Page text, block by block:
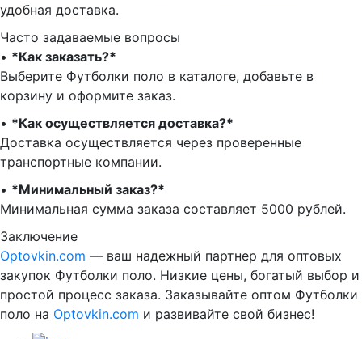
удобная доставка.
Часто задаваемые вопросы
•⁠ ⁠*Как заказать?*
Выберите Футболки поло в каталоге, добавьте в
корзину и оформите заказ.
•⁠ ⁠ *Как осуществляется доставка?*
Доставка осуществляется через проверенные
транспортные компании.
•⁠ ⁠ *Минимальный заказ?*
Минимальная сумма заказа составляет 5000 рублей.
Заключение
Optovkin.com — ваш надежный партнер для оптовых
закупок Футболки поло. Низкие цены, богатый выбор и
простой процесс заказа. Заказывайте оптом Футболки
поло на Optovkin.com и развивайте свой бизнес!